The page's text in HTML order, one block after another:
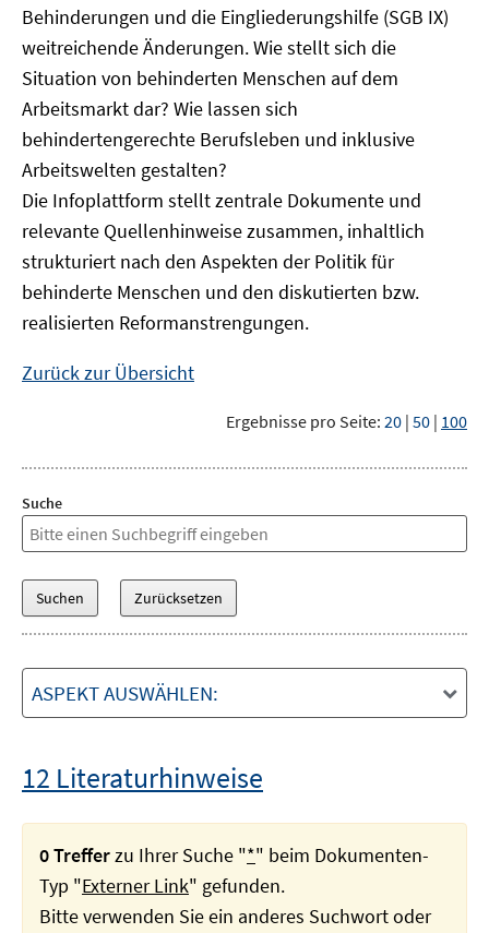
Behinderungen und die Eingliederungshilfe (SGB IX)
weitreichende Änderungen. Wie stellt sich die
Situation von behinderten Menschen auf dem
Arbeitsmarkt dar? Wie lassen sich
behindertengerechte Berufsleben und inklusive
Arbeitswelten gestalten?
Die Infoplattform stellt zentrale Dokumente und
relevante Quellenhinweise zusammen, inhaltlich
strukturiert nach den Aspekten der Politik für
behinderte Menschen und den diskutierten bzw.
realisierten Reformanstrengungen.
Zurück zur Übersicht
Ergebnisse pro Seite: 20 | 50 | 100
Suche
ASPEKT AUSWÄHLEN:
12 Literaturhinweise
0 Trefferzu Ihrer Suche "*" beim Dokumenten-
Typ "Externer Link" gefunden.
Bitte verwenden Sie ein anderes Suchwort oder